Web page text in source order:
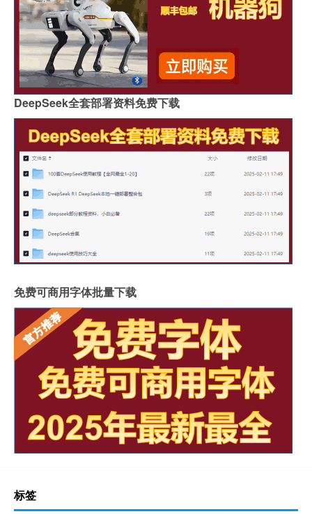
DeepSeek全套部署资料免费下载
免费可商用字体批量下载
标签